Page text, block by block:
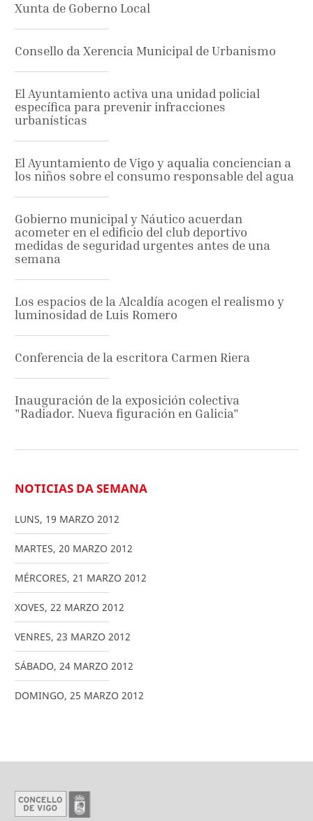
Xunta de Goberno Local
Consello da Xerencia Municipal de Urbanismo
El Ayuntamiento activa una unidad policial
específica para prevenir infracciones
urbanísticas
El Ayuntamiento de Vigo y aqualia conciencian a
los niños sobre el consumo responsable del agua
Gobierno municipal y Náutico acuerdan
acometer en el edificio del club deportivo
medidas de seguridad urgentes antes de una
semana
Los espacios de la Alcaldía acogen el realismo y
luminosidad de Luis Romero
Conferencia de la escritora Carmen Riera
Inauguración de la exposición colectiva
"Radiador. Nueva figuración en Galicia"
NOTICIAS DA SEMANA
LUNS, 19 MARZO 2012
MARTES, 20 MARZO 2012
MÉRCORES, 21 MARZO 2012
XOVES, 22 MARZO 2012
VENRES, 23 MARZO 2012
SÁBADO, 24 MARZO 2012
DOMINGO, 25 MARZO 2012